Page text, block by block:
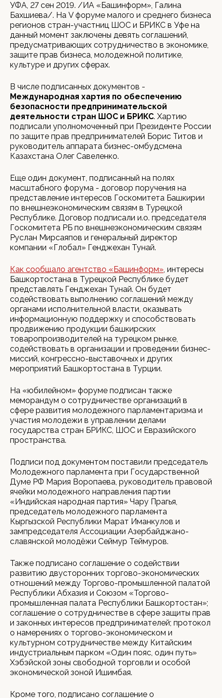
УФА, 27 сен 2019. /ИА «Башинформ», Галина
Бахшиева/. На V форуме малого и среднего бизнеса
регионов стран-участниц ШОС и БРИКС в Уфе на
данный момент заключены девять соглашений,
предусматривающих сотрудничество в экономике,
защите прав бизнеса, молодежной политике,
культуре и других сферах.
В числе подписанных документов -
Международная хартия по обеспечению
безопасности предпринимательской
деятельности стран ШОС и БРИКС. Хартию
подписали уполномоченный при Президенте России
по защите прав предпринимателей Борис Титов и
руководитель аппарата бизнес-омбудсмена
Казахстана Олег Савеленко.
Еще один документ, подписанный на полях
масштабного форума - договор поручения на
представление интересов Госкомитета Башкирии
по внешнеэкономическим связям в Турецкой
Республике. Договор подписали и.о. председателя
Госкомитета РБ по внешнеэкономическим связям
Руслан Мирсаяпов и генеральный директор
компании «Глобал» Генджехан Тунай.
Как сообщало агентство «Башинформ», интересы
Башкортостана в Турецкой Республике будет
представлять Генджехан Тунай. Он будет
содействовать выполнению соглашений между
органами исполнительной власти, оказывать
информационную поддержку и способствовать
продвижению продукции башкирских
товаропроизводителей на турецком рынке,
содействовать в организации и проведении бизнес-
миссий, конгрессно-выставочных и других
мероприятий Башкортостана в Турции.
На «юбилейном» форуме подписан также
меморандум о сотрудничестве организаций в
сфере развития молодежного парламентаризма и
участия молодежи в управлении делами
государства стран БРИКС, ШОС и Евразийского
пространства.
Подписи под документом поставили председатель
Молодежного парламента при Государственной
Думе РФ Мария Воропаева, руководитель правовой
ячейки молодежного направления партии
«Индийская народная партия» Чару Прагья,
председатель молодежного парламента
Кыргызской Республики Марат Иманкулов и
зампредседателя Ассоциации Азербайджано-
славянской молодёжи Сеймур Теймуров.
Также подписано соглашение о содействии
развитию двусторонних торгово-экономических
отношений между Торгово-промышленной палатой
Республики Абхазия и Союзом «Торгово-
промышленная палата Республики Башкортостан»;
соглашение о сотрудничестве в сфере защиты прав
и законных интересов предпринимателей; протокол
о намерениях о торгово-экономическом и
культурном сотрудничестве между Китайским
индустриальным парком «Один пояс, один путь»
Хэбэйской зоны свободной торговли и особой
экономической зоной Ишимбая.
Кроме того, подписано соглашение о